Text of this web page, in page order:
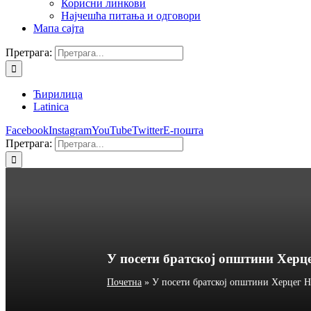
Корисни линкови
Најчешћа питања и одговори
Мапа сајта
Претрага:
Ћирилица
Latinica
FacebookInstagramYouTubeTwitterЕ-пошта
Претрага:
У посети братској општини
Почетна »У посети братској општини Херцег